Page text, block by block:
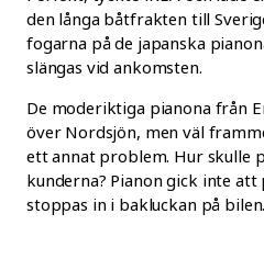
den långa båtfrakten till
fogarna på de japanska
slängas vid ankomsten.
De moderiktiga pianona från
över Nordsjön, men väl
ett annat problem. Hur skulle
kunderna? Pianon gick inte
stoppas in i bakluckan på